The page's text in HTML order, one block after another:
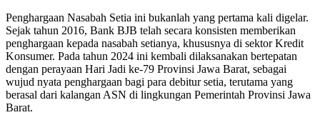
Penghargaan Nasabah Setia ini bukanlah yang pertama kali digelar.
Sejak tahun 2016, Bank BJB telah secara konsisten memberikan
penghargaan kepada nasabah setianya, khususnya di sektor Kredit
Konsumer. Pada tahun 2024 ini kembali dilaksanakan bertepatan
dengan perayaan Hari Jadi ke-79 Provinsi Jawa Barat, sebagai
wujud nyata penghargaan bagi para debitur setia, terutama yang
berasal dari kalangan ASN di lingkungan Pemerintah Provinsi Jawa
Barat.